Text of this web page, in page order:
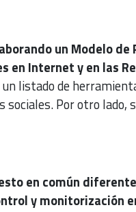
un Modelo de
Internet y en las
listado de
Por otro lado,
en común
y monitorización